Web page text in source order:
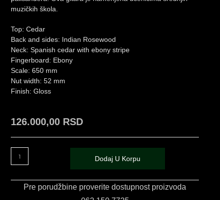
muzičkih škola.
Top: Cedar
Back and sides: Indian Rosewood
Neck: Spanish cedar with ebony stripe
Fingerboard: Ebony
Scale: 650 mm
Nut width: 52 mm
Finish: Gloss
126.000,00 RSD
Dodaj U Korpu
Pre porudžbine proverite dostupnost proizvoda